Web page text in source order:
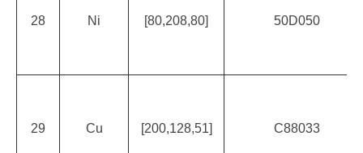
28 Ni [80,208,80] 50D050
29 Cu [200,128,51] C88033